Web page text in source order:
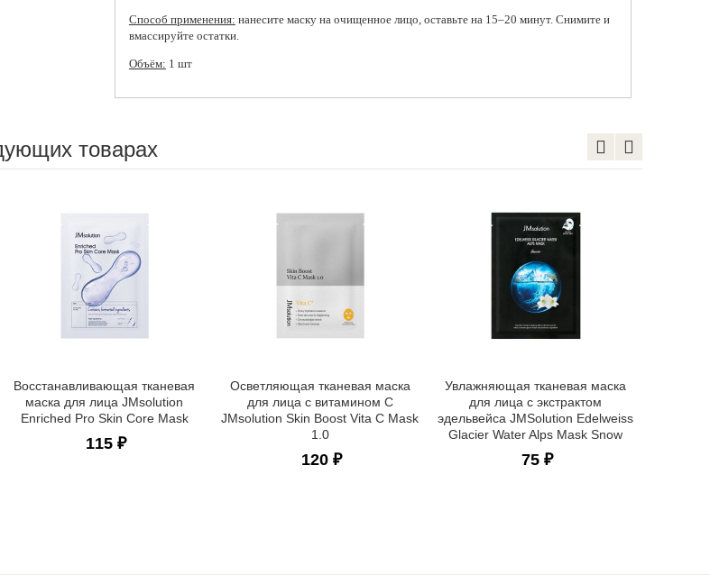
Способ применения: нанесите маску на очищенное лицо, оставьте на 15–20 минут. Снимите и
вмассируйте остатки.
Объём: 1 шт
товарах
Восстанавливающая тканевая
маска для лица JMsolution
Enriched Pro Skin Core Mask
115 ₽
Осветляющая тканевая маска
для лица с витамином С
JMsolution Skin Boost Vita C Mask
1.0
120 ₽
Увлажняющая тканевая маска
для лица с экстрактом
эдельвейса JMSolution Edelweiss
Glacier Water Alps Mask Snow
75 ₽